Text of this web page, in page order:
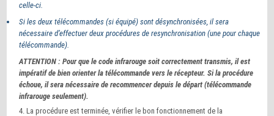
celle-ci.
Si les deux télécommandes (si équipé) sont désynchronisées, il sera
nécessaire d’effectuer deux procédures de resynchronisation (une pour chaque
télécommande).
ATTENTION : Pour que le code infrarouge soit correctement transmis, il est
impératif de bien orienter la télécommande vers le récepteur. Si la procédure
échoue, il sera nécessaire de recommencer depuis le départ (télécommande
infrarouge seulement).
4. La procédure est terminée, vérifier le bon fonctionnement de la